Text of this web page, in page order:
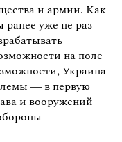
и армии. Как
уже не раз
на поле
Украина
— в первую
и вооружений